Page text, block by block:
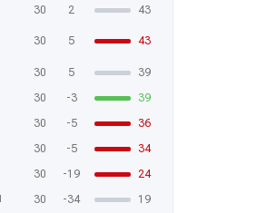
30 2 43
30 5 43
30 5
39
30 -3
39
30 -5
36
30 -5
34
30 -19
24
30 -34
19